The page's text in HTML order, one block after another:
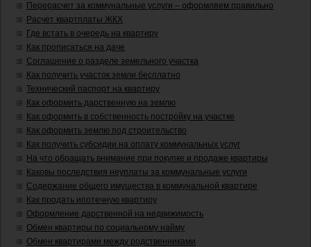
Перерасчет за коммунальные услуги – оформляем правильно
Расчет квартплаты ЖКХ
Где встать в очередь на квартиру
Как прописаться на даче
Соглашение о разделе земельного участка
Как получить участок земли бесплатно
Технический паспорт на квартиру
Как оформить дарственную на землю
Как оформить в собственность постройку на участке
Как оформить землю под строительство
Как получить субсидии на оплату коммунальных услуг
На что обращать внимание при покупке и продаже квартиры
Каковы последствия неуплаты за коммунальные услуги
Содержание общего имущества в коммунальной квартире
Как продать ипотечную квартиру
Оформление дарственной на недвижимость
Обмен квартиры по социальному найму
Обмен квартирами между родственниками